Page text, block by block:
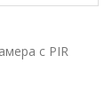
с PIR